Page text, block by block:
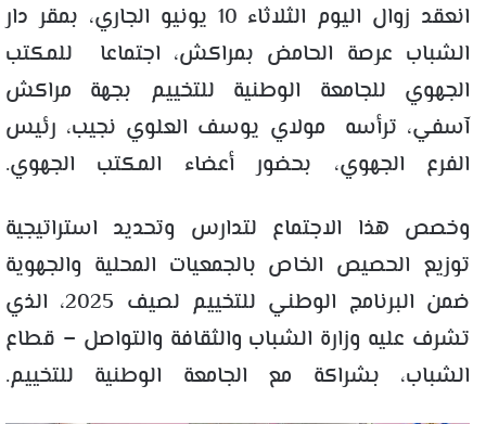
انعقد زوال اليوم الثلاثاء 10 يونيو الجاري، بمقر دار
الشباب عرصة الحامض بمراكش، اجتماعا للمكتب
الجهوي للجامعة الوطنية للتخييم بجهة مراكش
آسفي، ترأسه مولاي يوسف العلوي نجيب، رئيس
الفرع الجهوي، بحضور أعضاء المكتب الجهوي.
وخصص هذا الاجتماع لتدارس وتحديد استراتيجية
توزيع الحصيص الخاص بالجمعيات المحلية والجهوية
ضمن البرنامج الوطني للتخييم لصيف 2025، الذي
تشرف عليه وزارة الشباب والثقافة والتواصل – قطاع
الشباب، بشراكة مع الجامعة الوطنية للتخييم.